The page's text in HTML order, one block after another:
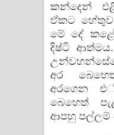
කන්දෙන්
ඒකට හේතුව
මේ දේ
දිෂ්ටි
අර
අරගෙන
බෙහෙත්
ආපහු පල්ලම්